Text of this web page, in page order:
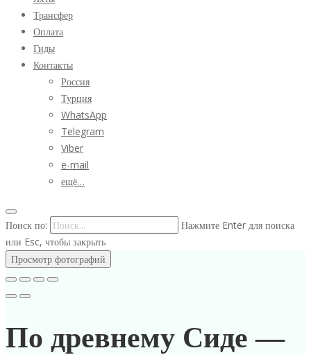
Трансфер
Оплата
Гиды
Контакты
Россия
Турция
WhatsApp
Telegram
Viber
e-mail
ещё…
Поиск по:
Нажмите Enter для поиска
или Esc, чтобы закрыть
Просмотр фотографий
По древнему Сиде —